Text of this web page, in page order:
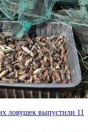
ловушек выпустили 11